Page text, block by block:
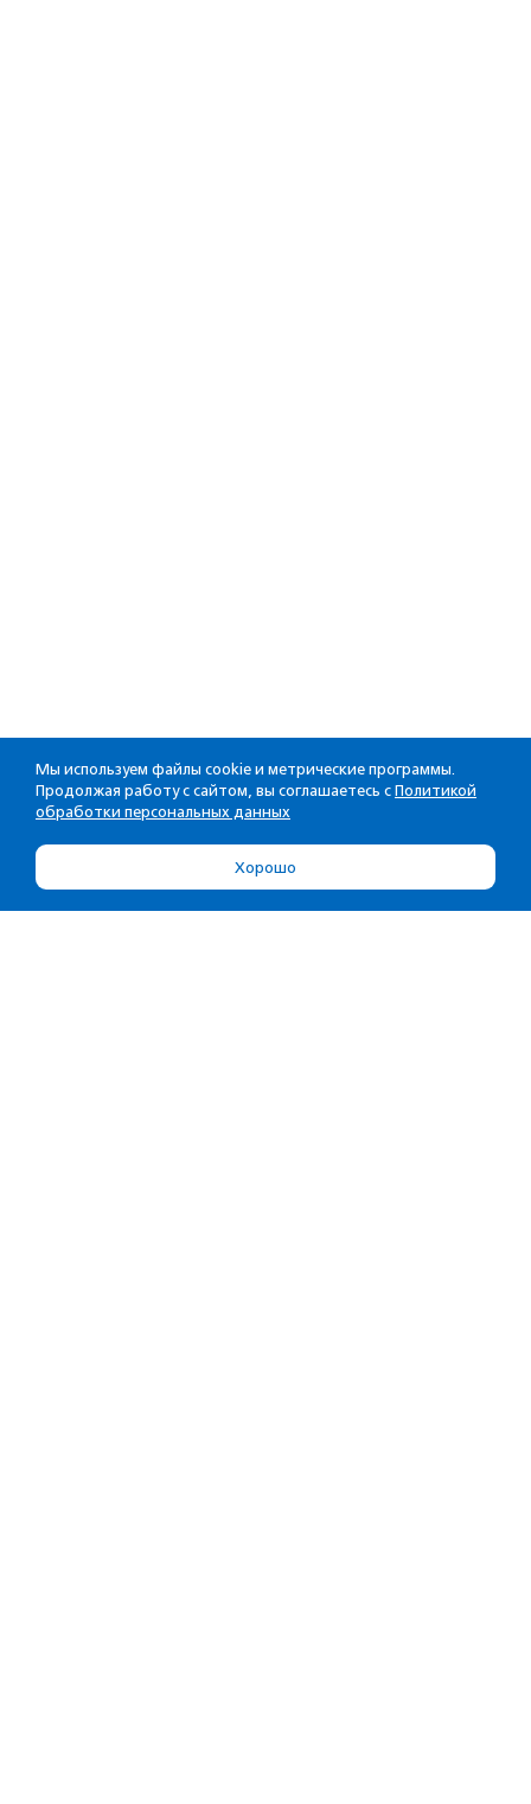
Мы используем файлы cookie и метрические программы.
Продолжая работу с сайтом, вы соглашаетесь с Политикой
обработки персональных данных
Хорошо